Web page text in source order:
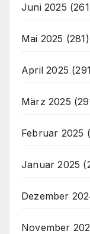
Juni 2025
Mai 2025 (281)
April 2025
März 2025
Februar 2025
Januar 2025
Dezember
November